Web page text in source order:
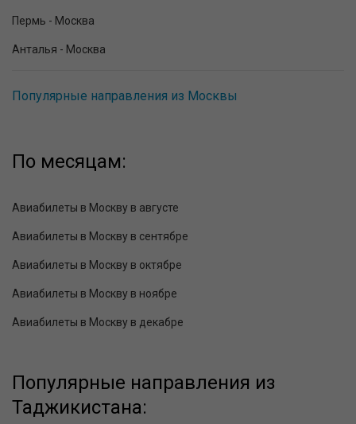
Пермь - Москва
Анталья - Москва
Популярные направления из Москвы
По месяцам:
Авиабилеты в Москву в августе
Авиабилеты в Москву в сентябре
Авиабилеты в Москву в октябре
Авиабилеты в Москву в ноябре
Авиабилеты в Москву в декабре
Популярные направления из
Таджикистана: